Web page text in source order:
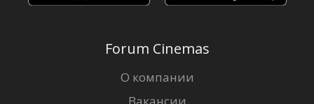
Forum Cinemas
О компании
Вакансии